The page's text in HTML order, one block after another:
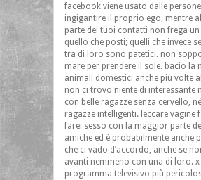
facebook viene usato dalle
ingigantire il proprio ego, mentre
parte dei tuoi contatti non frega un
quello che posti; quelli che invece
tra di loro sono patetici. non
mare per prendere il sole. bacio la
animali domestici anche più volte
non ci trovo niente di interessante
con belle ragazze senza cervello,
ragazze intelligenti. leccare vagine
farei sesso con la maggior parte
amiche ed è probabilmente anche
che ci vado d’accordo, anche se
avanti nemmeno con una di loro.
programma televisivo più